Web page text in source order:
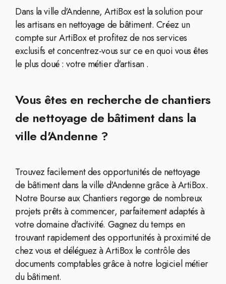
Dans la ville d'Andenne, ArtiBox est la solution pour
les artisans en nettoyage de bâtiment. Créez un
compte sur ArtiBox et profitez de nos services
exclusifs et concentrez-vous sur ce en quoi vous êtes
le plus doué : votre métier d'artisan .
Vous êtes en recherche de chantiers
de nettoyage de bâtiment dans la
ville d'Andenne ?
Trouvez facilement des opportunités de nettoyage
de bâtiment dans la ville d'Andenne grâce à ArtiBox.
Notre Bourse aux Chantiers regorge de nombreux
projets prêts à commencer, parfaitement adaptés à
votre domaine d'activité. Gagnez du temps en
trouvant rapidement des opportunités à proximité de
chez vous et déléguez à ArtiBox le contrôle des
documents comptables grâce à notre logiciel métier
du bâtiment.